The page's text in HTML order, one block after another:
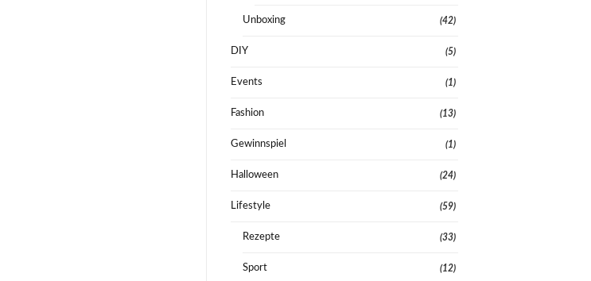
Unboxing (42)
DIY (5)
Events (1)
Fashion (13)
Gewinnspiel (1)
Halloween (24)
Lifestyle (59)
Rezepte (33)
Sport (12)